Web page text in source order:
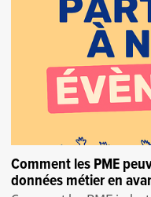
Comment les PME
données métier en